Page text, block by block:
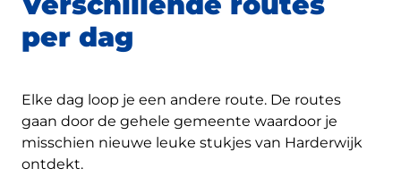
per dag
Elke dag loop je een andere route. De routes
gaan door de gehele gemeente waardoor je
misschien nieuwe leuke stukjes van Harderwijk
ontdekt.